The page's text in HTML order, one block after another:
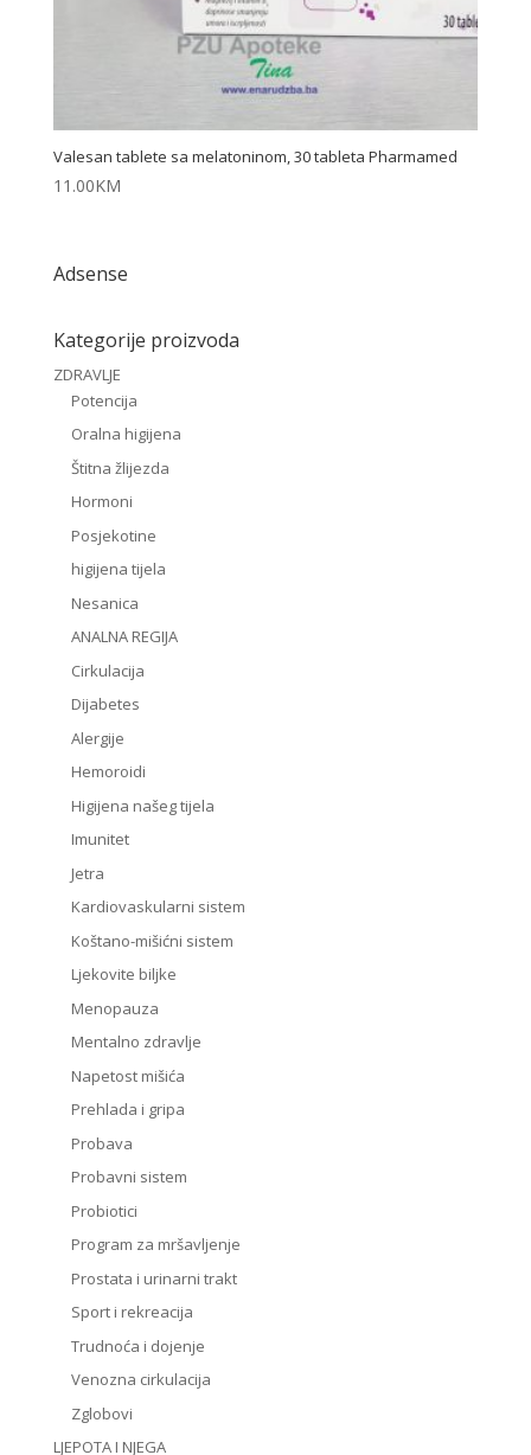
Valesan tablete sa melatoninom, 30 tableta Pharmamed
11.00KM
Adsense
Kategorije proizvoda
ZDRAVLJE
Potencija
Oralna higijena
Štitna žlijezda
Hormoni
Posjekotine
higijena tijela
Nesanica
ANALNA REGIJA
Cirkulacija
Dijabetes
Alergije
Hemoroidi
Higijena našeg tijela
Imunitet
Jetra
Kardiovaskularni sistem
Koštano-mišićni sistem
Ljekovite biljke
Menopauza
Mentalno zdravlje
Napetost mišića
Prehlada i gripa
Probava
Probavni sistem
Probiotici
Program za mršavljenje
Prostata i urinarni trakt
Sport i rekreacija
Trudnoća i dojenje
Venozna cirkulacija
Zglobovi
LJEPOTA I NJEGA